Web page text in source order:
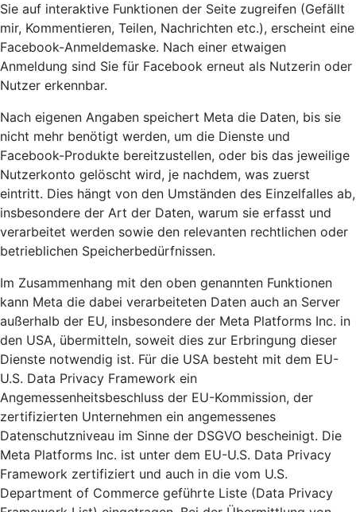
Sie auf interaktive Funktionen der Seite zugreifen (Gefällt
mir, Kommentieren, Teilen, Nachrichten etc.), erscheint eine
Facebook-Anmeldemaske. Nach einer etwaigen
Anmeldung sind Sie für Facebook erneut als Nutzerin oder
Nutzer erkennbar.
Nach eigenen Angaben speichert Meta die Daten, bis sie
nicht mehr benötigt werden, um die Dienste und
Facebook-Produkte bereitzustellen, oder bis das jeweilige
Nutzerkonto gelöscht wird, je nachdem, was zuerst
eintritt. Dies hängt von den Umständen des Einzelfalles ab,
insbesondere der Art der Daten, warum sie erfasst und
verarbeitet werden sowie den relevanten rechtlichen oder
betrieblichen Speicherbedürfnissen.
Im Zusammenhang mit den oben genannten Funktionen
kann Meta die dabei verarbeiteten Daten auch an Server
außerhalb der EU, insbesondere der Meta Platforms Inc. in
den USA, übermitteln, soweit dies zur Erbringung dieser
Dienste notwendig ist. Für die USA besteht mit dem EU-
U.S. Data Privacy Framework ein
Angemessenheitsbeschluss der EU-Kommission, der
zertifizierten Unternehmen ein angemessenes
Datenschutzniveau im Sinne der DSGVO bescheinigt. Die
Meta Platforms Inc. ist unter dem EU-U.S. Data Privacy
Framework zertifiziert und auch in die vom U.S.
Department of Commerce geführte Liste (Data Privacy